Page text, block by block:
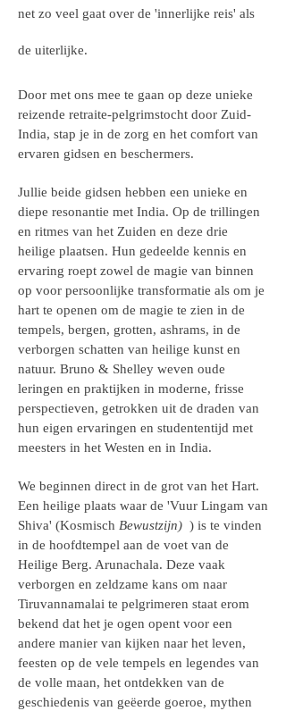
net zo veel gaat over de 'innerlijke reis' als
de uiterlijke.
Door met ons mee te gaan op deze unieke
reizende retraite-pelgrimstocht door Zuid-
India, stap je in de zorg en het comfort van
ervaren gidsen en beschermers.
Jullie beide gidsen hebben een unieke en
diepe resonantie met India. Op de trillingen
en ritmes van het Zuiden en deze drie
heilige plaatsen. Hun gedeelde kennis en
ervaring roept zowel de magie van binnen
op voor persoonlijke transformatie als om je
hart te openen om de magie te zien in de
tempels, bergen, grotten, ashrams, in de
verborgen schatten van heilige kunst en
natuur. Bruno & Shelley weven oude
leringen en praktijken in moderne, frisse
perspectieven, getrokken uit de draden van
hun eigen ervaringen en studententijd met
meesters in het Westen en in India.
We beginnen direct in de grot van het Hart.
Een heilige plaats waar de 'Vuur Lingam van
Shiva' (Kosmisch Bewustzijn) ) is te vinden
in de hoofdtempel aan de voet van de
Heilige Berg. Arunachala. Deze vaak
verborgen en zeldzame kans om naar
Tiruvannamalai te pelgrimeren staat erom
bekend dat het je ogen opent voor een
andere manier van kijken naar het leven,
feesten op de vele tempels en legendes van
de volle maan, het ontdekken van de
geschiedenis van geëerde goeroe, mythen